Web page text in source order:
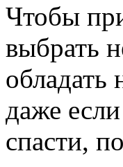
Чтобы
выбрать
даже
спасти,